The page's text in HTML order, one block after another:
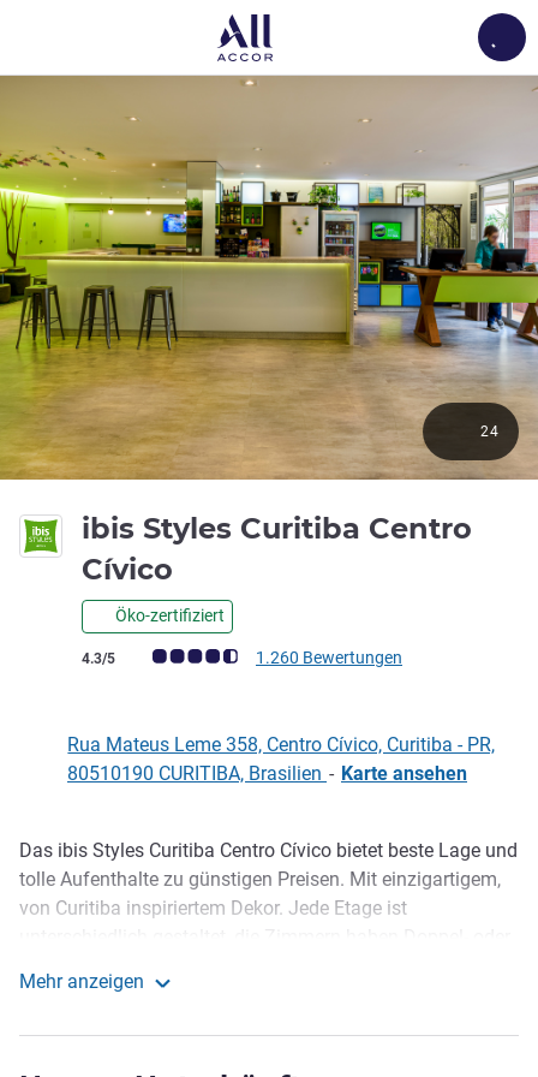
ibis Styles Curitiba Centro
Cívico
Öko-zertifiziert
Note Kundenmeinungen (Bewertung ALL)
4.3/5 1.260 Bewertungen
24
Rua Mateus Leme 358, Centro Cívico, Curitiba - PR,
80510190 CURITIBA, Brasilien - Karte ansehen
Beschreibung
Das ibis Styles Curitiba Centro Cívico bietet beste Lage und
tolle Aufenthalte zu günstigen Preisen. Mit einzigartigem,
von Curitiba inspiriertem Dekor. Jede Etage ist
Schreibtisch. Frühstück und Restaurant bieten eine große
Mehr anzeigen